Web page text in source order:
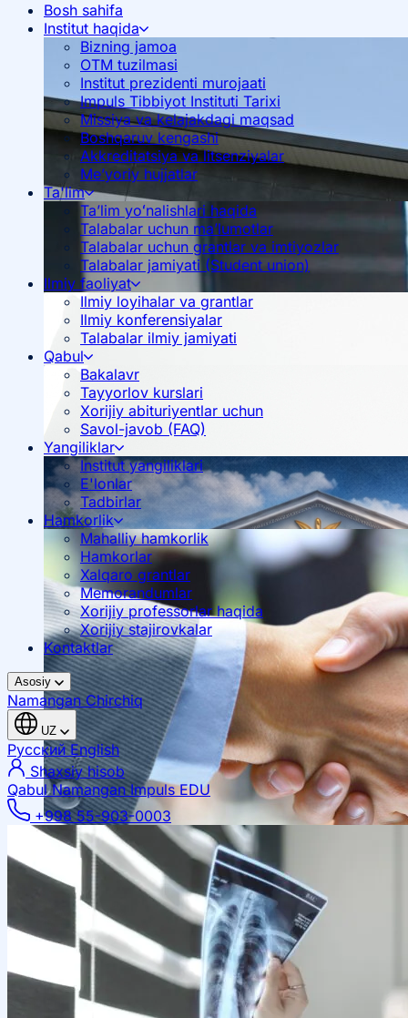
Bosh sahifa
Institut haqida
Bizning jamoa
OTM tuzilmasi
Institut prezidenti murojaati
Impuls Tibbiyot Instituti Tarixi
Missiya va kelajakdagi maqsad
Boshqaruv kengashi
Akkreditatsiya va litsenziyalar
Me’yoriy hujjatlar
Ta'lim
Ta’lim yoʻnalishlari haqida
Talabalar uchun ma’lumotlar
Talabalar uchun grantlar va imtiyozlar
Talabalar jamiyati (Student union)
Ilmiy faoliyat
Ilmiy loyihalar va grantlar
Ilmiy konferensiyalar
Talabalar ilmiy jamiyati
Qabul
Bakalavr
Tayyorlov kurslari
Xorijiy abituriyentlar uchun
Savol-javob (FAQ)
Yangiliklar
Institut yangiliklari
E'lonlar
Tadbirlar
Hamkorlik
Mahalliy hamkorlik
Mahalliy hamkorlik
Hamkorlar
Xalqaro grantlar
Memorandumlar
Xorijiy professorlar haqida
Xorijiy stajirovkalar
Kontaktlar
Asosiy
NamanganChirchiq
UZ
РусскийEnglish
Shaxsiy hisob
Qabul Namangan Impuls EDU
+998 55-903-0003